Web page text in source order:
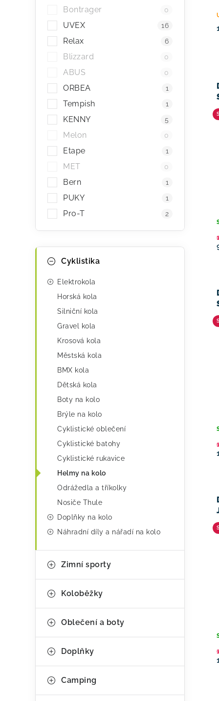
Bontrager 0
UVEX 16
Relax 6
Blizzard 0
ABUS 0
ORBEA 1
Tempish 1
KENNY 5
Melon 0
Etape 1
MET 0
Bern 1
PUKY 1
Pro-T 2
Přeskočit
kategorie
K
Cyklistika
Elektrokola
Horská kola
Silniční kola
Gravel kola
Krosová kola
Městská kola
BMX kola
Dětská kola
Boty na kolo
Brýle na kolo
Cyklistické oblečení
Cyklistické batohy
Cyklistické rukavice
Helmy na kolo
Odrážedla a tříkolky
Nosiče Thule
Doplňky na kolo
Náhradní díly a nářadí na kolo
Zimní sporty
Koloběžky
Oblečení a boty
Doplňky
Camping